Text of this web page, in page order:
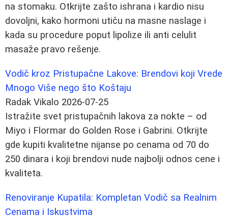
na stomaku. Otkrijte zašto ishrana i kardio nisu
dovoljni, kako hormoni utiču na masne naslage i
kada su procedure poput lipolize ili anti celulit
masaže pravo rešenje.
Vodič kroz Pristupačne Lakove: Brendovi koji Vrede
Mnogo Više nego što Koštaju
Radak Vikalo 2026-07-25
Istražite svet pristupačnih lakova za nokte – od
Miyo i Flormar do Golden Rose i Gabrini. Otkrijte
gde kupiti kvalitetne nijanse po cenama od 70 do
250 dinara i koji brendovi nude najbolji odnos cene i
kvaliteta.
Renoviranje Kupatila: Kompletan Vodič sa Realnim
Cenama i Iskustvima